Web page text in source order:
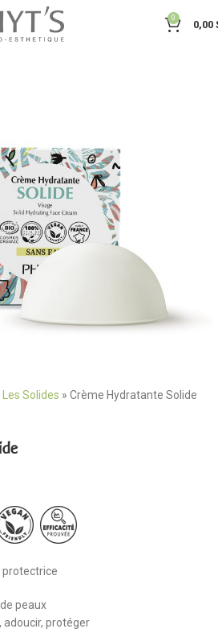
0
0,00
Solides » Crème Hydratante Solide
protectrice
peaux
adoucir, protéger